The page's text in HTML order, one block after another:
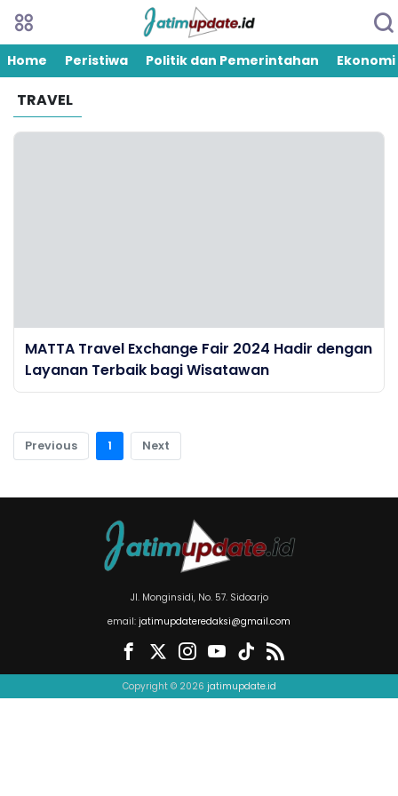
Home Peristiwa Politik dan Pemerintahan Ekonomi
TRAVEL
MATTA Travel Exchange Fair 2024 Hadir dengan
Layanan Terbaik bagi Wisatawan
Previous 1 Next
Jl. Monginsidi, No. 57. Sidoarjo
email: jatimupdateredaksi@gmail.com
Copyright © 2026 jatimupdate.id